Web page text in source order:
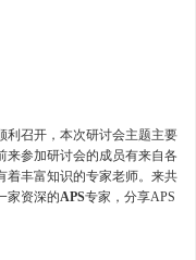
召开，本次研讨会主题主要
来参加研讨会的成员有来自各
着丰富知识的专家老师。来共
家资深的APS专家，分享APS